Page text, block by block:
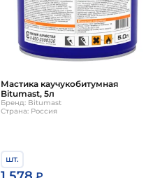
Мастика каучукобитумная
Bitumast, 5л
Бренд: Bitumast
Страна: Россия
шт.